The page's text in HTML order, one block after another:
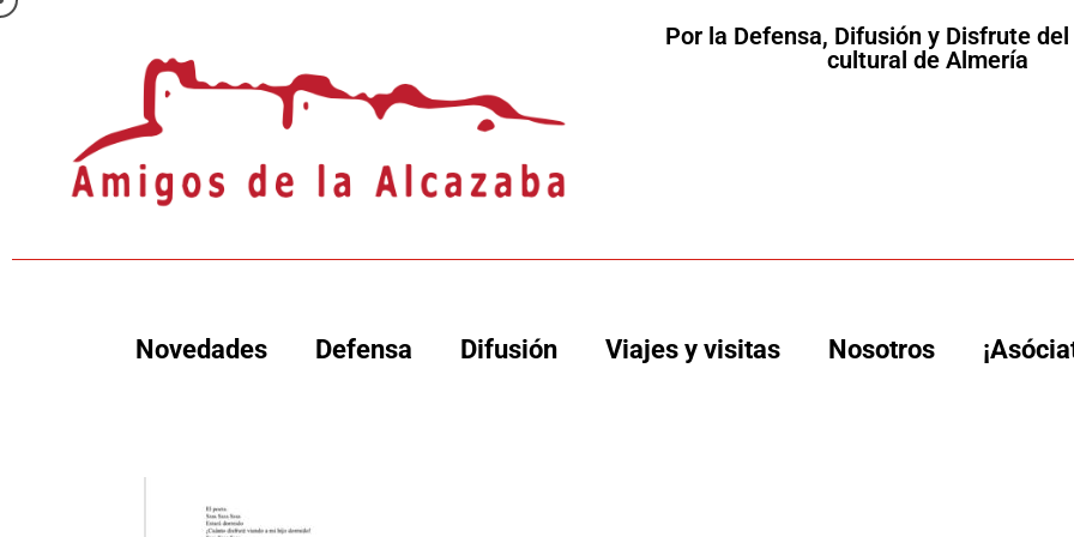
Por la Defensa, Difusión y Disfrute
cultural de Almería
Novedades Defensa Difusión Viajes y visitas Nosotros